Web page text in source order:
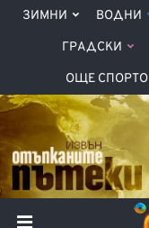
ЗИМНИ ВОДНИ
ГРАДСКИ
ОЩЕ